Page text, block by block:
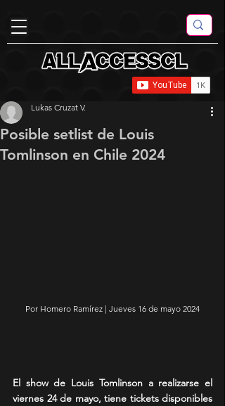
Posible setlist de Louis
Tomlinson en Chile 2024
Lukas Cruzat V.
Por Homero Ramírez | Jueves 16 de mayo 2024
El show de Louis Tomlinson a realizarse el